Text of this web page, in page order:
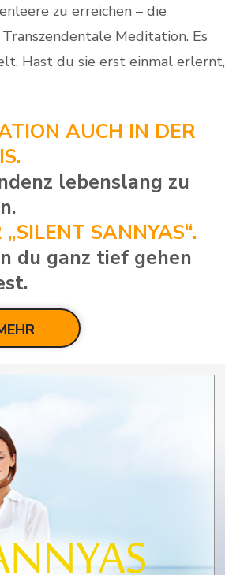
zu erreichen – die
Transzendentale Meditation. Es
Hast du sie erst einmal erlernt,
AUCH IN DER
lebenslang zu
SANNYAS“.
du ganz tief gehen